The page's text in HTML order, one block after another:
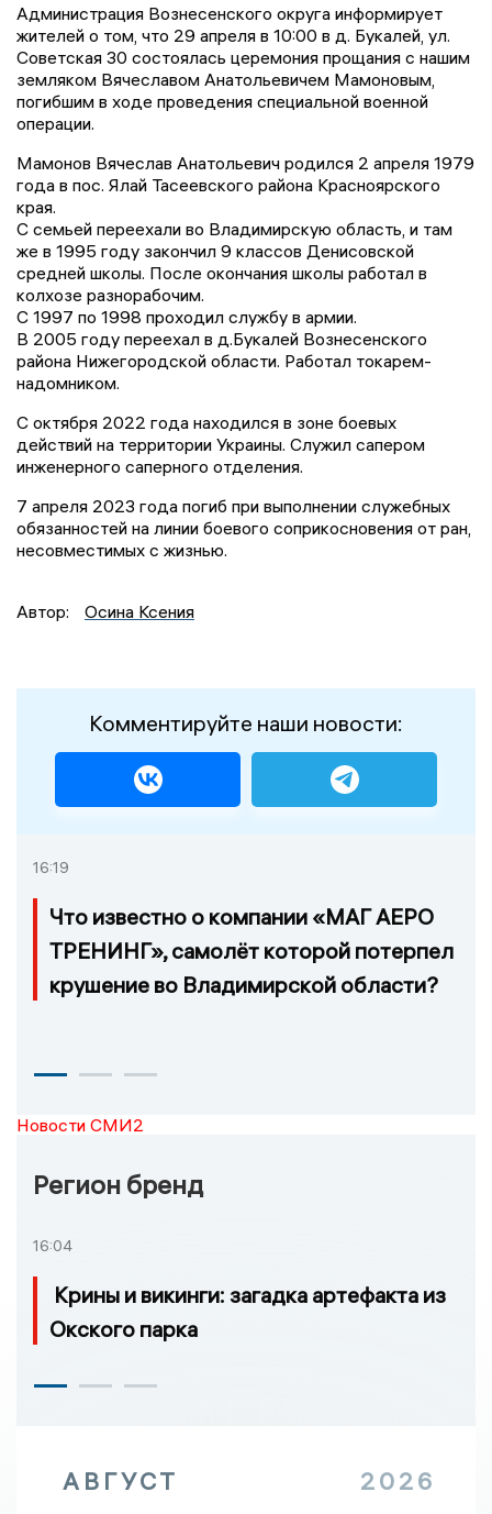
Администрация Вознесенского округа информирует
жителей о том, что 29 апреля в 10:00 в д. Букалей, ул.
Советская 30 состоялась церемония прощания с нашим
земляком Вячеславом Анатольевичем Мамоновым,
погибшим в ходе проведения специальной военной
операции.
Мамонов Вячеслав Анатольевич родился 2 апреля 1979
года в пос. Ялай Тасеевского района Красноярского
края.
С семьей переехали во Владимирскую область, и там
же в 1995 году закончил 9 классов Денисовской
средней школы. После окончания школы работал в
колхозе разнорабочим.
С 1997 по 1998 проходил службу в армии.
В 2005 году переехал в д.Букалей Вознесенского
района Нижегородской области. Работал токарем-
надомником.
С октября 2022 года находился в зоне боевых
действий на территории Украины. Служил сапером
инженерного саперного отделения.
7 апреля 2023 года погиб при выполнении служебных
обязанностей на линии боевого соприкосновения от ран,
несовместимых с жизнью.
Автор: Осина Ксения
Комментируйте наши новости:
16:19
Что известно о компании «МАГ АЕРО
ТРЕНИНГ», самолёт которой потерпел
крушение во Владимирской области?
Новости СМИ2
Регион бренд
16:04
Крины и викинги: загадка артефакта из
Окского парка
АВГУСТ 2026